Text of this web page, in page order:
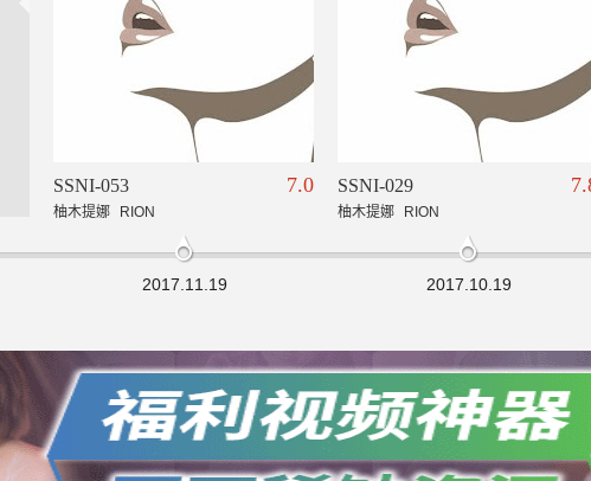
SSNI-053 7.0
柚木提娜 RION
2017.11.19
SSNI-029
柚木提娜 RION
2017.10.19